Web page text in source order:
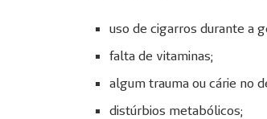
uso de cigarros durante a
falta de vitaminas;
algum trauma ou cárie no
distúrbios metabólicos;